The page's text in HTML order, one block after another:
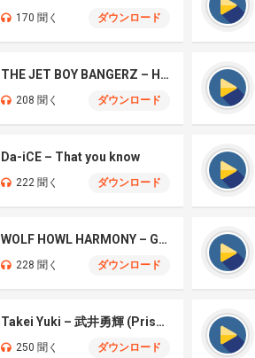
170 聞く ダウンロード
THE JET BOY BANGERZ – HEAD UP
208 聞く ダウンロード
Da-iCE – That you know
222 聞く ダウンロード
WOLF HOWL HARMONY – Gachi Funk
228 聞く ダウンロード
Takei Yuki – 武井勇輝 (Prison)
250 聞く ダウンロード